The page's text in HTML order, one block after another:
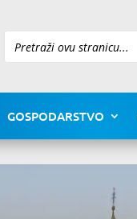
Pretraži
GOSPODARSTVO